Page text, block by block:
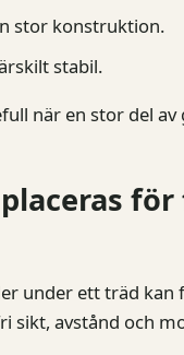
stor konstruktion.
stabil.
när en stor del av
under ett träd
sikt, avstånd och